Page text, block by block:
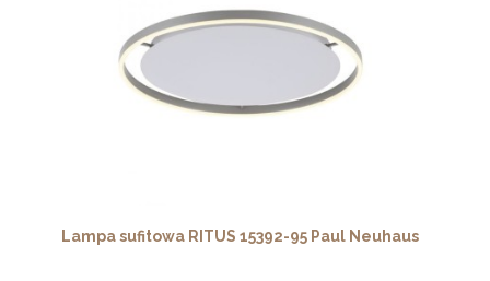
Lampa sufitowa RITUS 15392-95 Paul Neuhaus